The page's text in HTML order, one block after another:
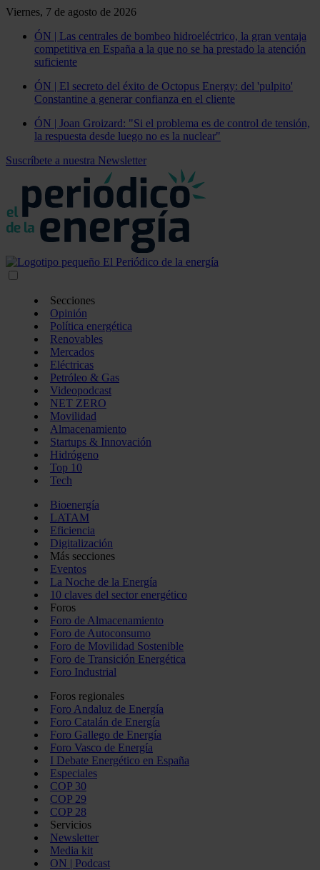
Viernes, 7 de agosto de 2026
ÓN | Las centrales de bombeo hidroeléctrico, la gran ventaja
competitiva en España a la que no se ha prestado la atención
suficiente
ÓN | El secreto del éxito de Octopus Energy: del 'pulpito'
Constantine a generar confianza en el cliente
ÓN | Joan Groizard: "Si el problema es de control de tensión,
la respuesta desde luego no es la nuclear"
Suscríbete a nuestra Newsletter
Secciones
Opinión
Política energética
Renovables
Mercados
Eléctricas
Petróleo & Gas
Videopodcast
NET ZERO
Movilidad
Almacenamiento
Startups & Innovación
Hidrógeno
Top 10
Tech
Bioenergía
LATAM
Eficiencia
Digitalización
Más secciones
Eventos
La Noche de la Energía
10 claves del sector energético
Foros
Foro de Almacenamiento
Foro de Autoconsumo
Foro de Movilidad Sostenible
Foro de Transición Energética
Foro Industrial
Foros regionales
Foro Andaluz de Energía
Foro Catalán de Energía
Foro Gallego de Energía
Foro Vasco de Energía
I Debate Energético en España
Especiales
COP 30
COP 29
COP 28
Servicios
Newsletter
Media kit
ON | Podcast